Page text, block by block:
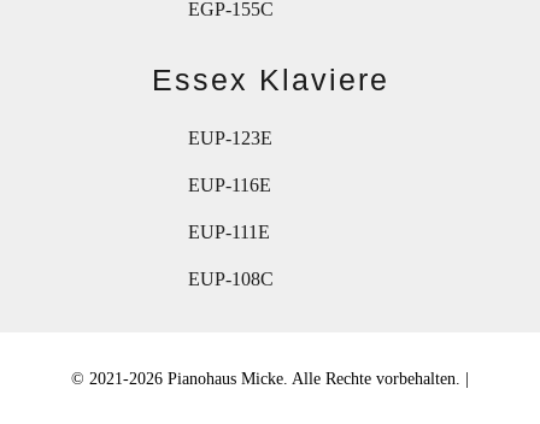
EGP-155C
Essex Klaviere
EUP-123E
EUP-116E
EUP-111E
EUP-108C
© 2021-2026 Pianohaus Micke. Alle Rechte vorbehalten. |